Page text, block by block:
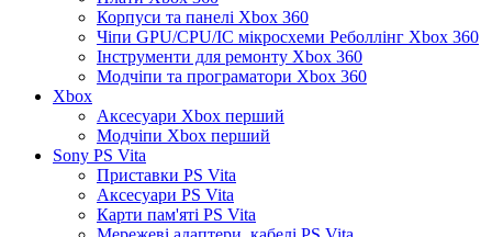
Корпуси та панелі Xbox 360
Чіпи GPU/CPU/IC мікросхеми Реболлінг Xbox 360
Інструменти для ремонту Xbox 360
Модчіпи та програматори Xbox 360
Xbox
Аксесуари Xbox перший
Модчіпи Xbox перший
Sony PS Vita
Приставки PS Vita
Аксесуари PS Vita
Карти пам'яті PS Vita